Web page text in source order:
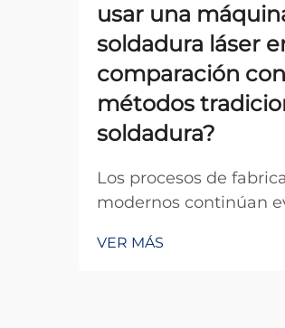
usar una
soldadura láser
comparación
métodos
soldadura?
Los procesos de
modernos continúan
tecnología de
VER MÁS